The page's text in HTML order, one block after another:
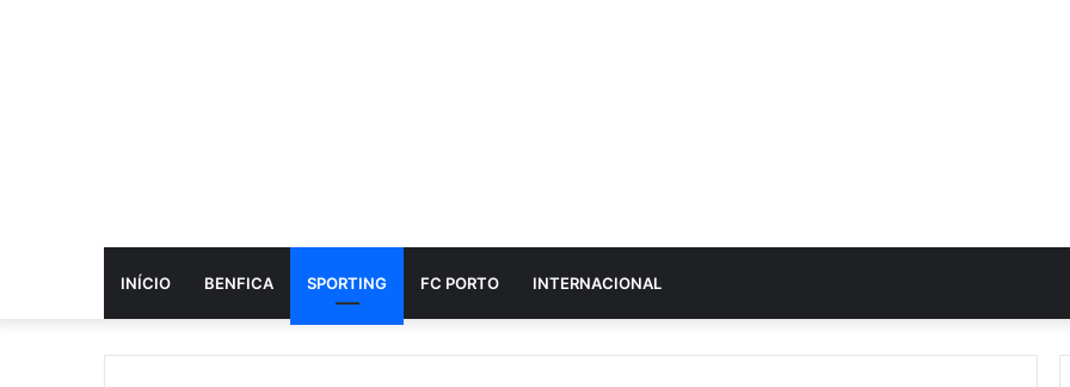
INÍCIO BENFICA SPORTING FC PORTO INTERNACIONAL